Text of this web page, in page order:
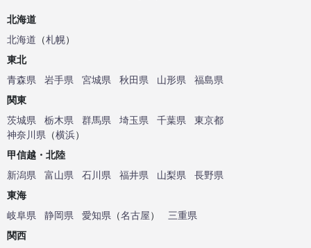
北海道
北海道 （札幌）
東北
青森県
岩手県 宮城県 秋田県 山形県
福島県
関東
茨城県
栃木県 群馬県 埼玉県 千葉県
東京都
神奈川県 （横浜）
甲信越・北陸
新潟県
富山県 石川県 福井県 山梨県
長野県
東海
岐阜県
静岡県 愛知県 （名古屋）
三重県
関西